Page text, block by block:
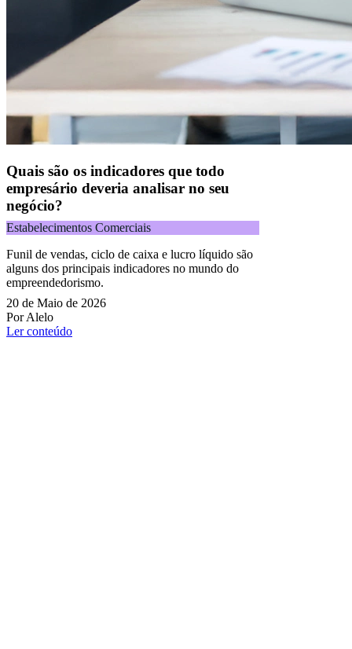
Quais são os indicadores que todo
empresário deveria analisar no seu
negócio?
Estabelecimentos Comerciais
Funil de vendas, ciclo de caixa e lucro líquido são
alguns dos principais indicadores no mundo do
empreendedorismo.
20 de Maio de 2026
Por Alelo
Ler conteúdo